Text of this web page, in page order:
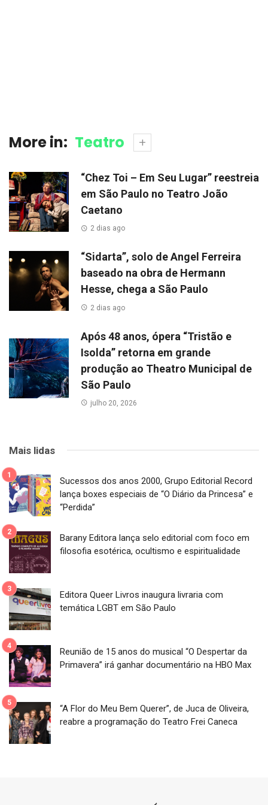
More in: Teatro
“Chez Toi – Em Seu Lugar” reestreia
em São Paulo no Teatro João
Caetano
2 dias ago
“Sidarta”, solo de Angel Ferreira
baseado na obra de Hermann
Hesse, chega a São Paulo
2 dias ago
Após 48 anos, ópera “Tristão e
Isolda” retorna em grande
produção ao Theatro Municipal de
São Paulo
julho 20, 2026
Mais lidas
Sucessos dos anos 2000, Grupo Editorial Record
lança boxes especiais de “O Diário da Princesa” e
“Perdida”
Barany Editora lança selo editorial com foco em
filosofia esotérica, ocultismo e espiritualidade
Editora Queer Livros inaugura livraria com
temática LGBT em São Paulo
Reunião de 15 anos do musical “O Despertar da
Primavera” irá ganhar documentário na HBO Max
“A Flor do Meu Bem Querer”, de Juca de Oliveira,
reabre a programação do Teatro Frei Caneca